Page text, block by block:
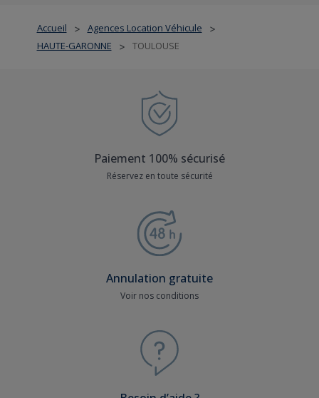
Accueil > Agences Location Véhicule >
HAUTE-GARONNE > TOULOUSE
Paiement 100% sécurisé
Réservez en toute sécurité
Annulation gratuite
Voir nos conditions